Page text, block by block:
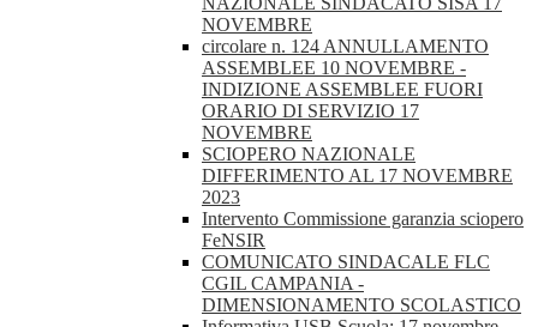
NOVEMBRE
circolare n. 124 ANNULLAMENTO
ASSEMBLEE 10 NOVEMBRE -
INDIZIONE ASSEMBLEE FUORI
ORARIO DI SERVIZIO 17
NOVEMBRE
SCIOPERO NAZIONALE
DIFFERIMENTO AL 17 NOVEMBRE
2023
Intervento Commissione garanzia sciopero
FeNSIR
COMUNICATO SINDACALE FLC
CGIL CAMPANIA -
DIMENSIONAMENTO SCOLASTICO